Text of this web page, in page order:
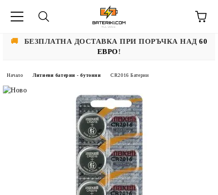
🚚 БЕЗПЛАТНА ДОСТАВКА ПРИ ПОРЪЧКА НАД60
ЕВРО!
Начало Литиеви батерии - бутонни CR2016 Батерии